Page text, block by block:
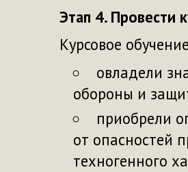
Этап 4. Провести
Курсовое
овладели
обороны и
приобрели
от опасностей
техногенного